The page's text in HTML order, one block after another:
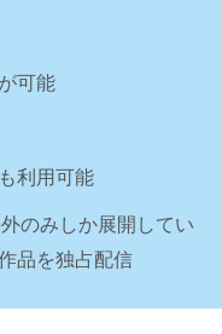
可能
利用可能
のみしか展開してい
品を独占配信